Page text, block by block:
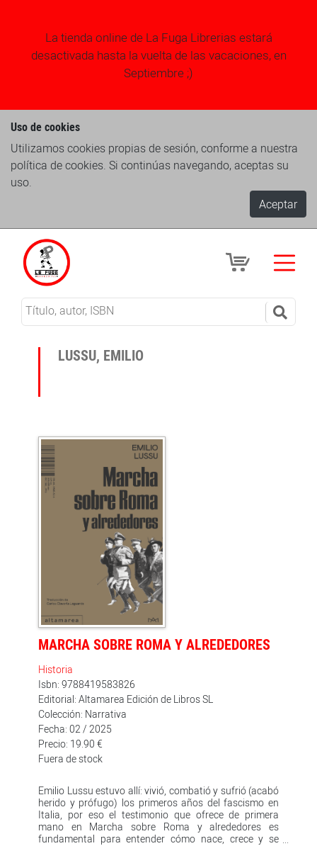
La tienda online de La Fuga Librerias estará
desactivada hasta la vuelta de las vacaciones, en
Septiembre ;)
Uso de cookies
Utilizamos cookies propias de sesión, conforme a nuestra
política de cookies. Si continúas navegando, aceptas su
uso.
Aceptar
LUSSU, EMILIO
MARCHA SOBRE ROMA Y ALREDEDORES
Historia
Isbn: 9788419583826
Editorial: Altamarea Edición de Libros SL
Colección: Narrativa
Fecha: 02 / 2025
Precio: 19.90 €
Fuera de stock
Emilio Lussu estuvo allí: vivió, combatió y sufrió (acabó
herido y prófugo) los primeros años del fascismo en
Italia, por eso el testimonio que ofrece de primera
mano en Marcha sobre Roma y alrededores es
fundamental para entender cómo nace, crece y se